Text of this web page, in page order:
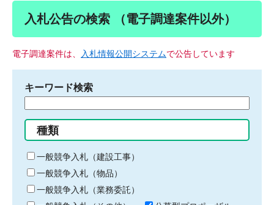
入札公告の検索 （電子調達案件以外）
電子調達案件は、 入札情報公開システムで公告しています
キーワード検索
る
キ
ー
ワ
ー
種類
一般競争入札（建設工事）
一般競争入札（物品）
一般競争入札（業務委託）